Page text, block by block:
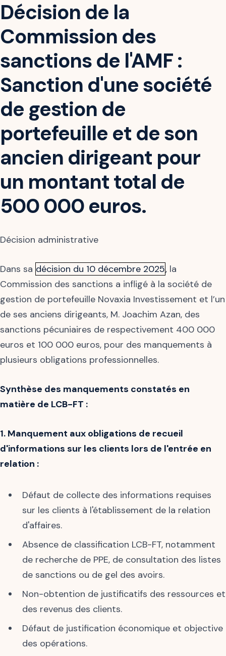
Décision de la
Commission des
sanctions de l'AMF :
Sanction d'une société
de gestion de
portefeuille et de son
ancien dirigeant pour
un montant total de
500 000 euros.
Décision administrative
Dans sa décision du 10 décembre 2025, la
Commission des sanctions a infligé à la société de
gestion de portefeuille Novaxia Investissement et l’un
de ses anciens dirigeants, M. Joachim Azan, des
sanctions pécuniaires de respectivement 400 000
euros et 100 000 euros, pour des manquements à
plusieurs obligations professionnelles.
Synthèse des manquements constatés en
matière de LCB-FT :
1. Manquement aux obligations de recueil
d'informations sur les clients lors de l'entrée en
relation :
Défaut de collecte des informations requises
sur les clients à l'établissement de la relation
d'affaires.
Absence de classification LCB-FT, notamment
de recherche de PPE, de consultation des listes
de sanctions ou de gel des avoirs.
Non-obtention de justificatifs des ressources et
des revenus des clients.
Défaut de justification économique et objective
des opérations.